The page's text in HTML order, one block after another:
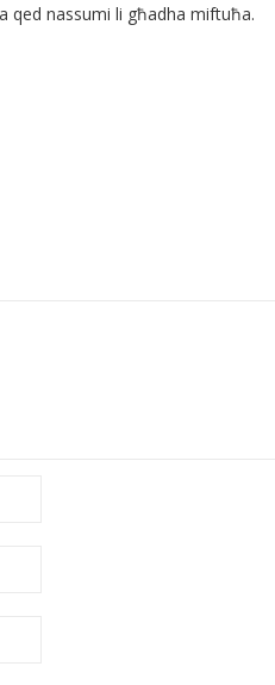
qed nassumi li għadha miftuħa.